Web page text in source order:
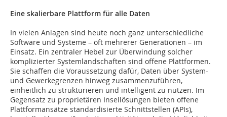
Eine skalierbare Plattform für alle Daten
In vielen Anlagen sind heute noch ganz unterschiedliche
Software und Systeme – oft mehrerer Generationen – im
Einsatz. Ein zentraler Hebel zur Überwindung solcher
komplizierter Systemlandschaften sind offene Plattformen.
Sie schaffen die Voraussetzung dafür, Daten über System-
und Gewerkegrenzen hinweg zusammenzuführen,
einheitlich zu strukturieren und intelligent zu nutzen. Im
Gegensatz zu proprietären Insellösungen bieten offene
Plattformansätze standardisierte Schnittstellen (APIs),